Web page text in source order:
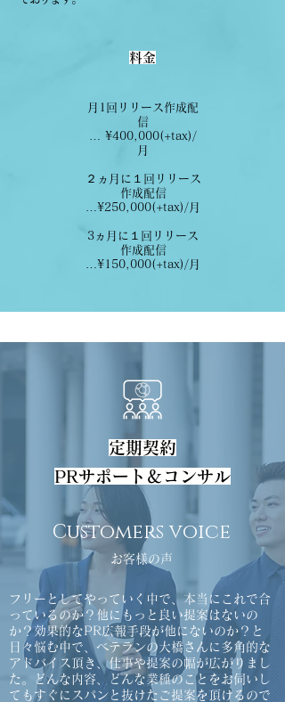
料金
月1回リリース作成配
信
… ¥400,000(+tax)/
月
２ヵ月に１回リリース
作成配信
…¥250,000(+tax)/月
3ヵ月に１回リリース
作成配信
…¥150,000(+tax)/月
定期契約
PRサポート＆コンサル
Customers voice
お客様の声
フリーとしてやっていく中で、本当にこれで合
っているのか？他にもっと良い提案はないの
か？効果的なPR広報手段が他にないのか？と
日々悩む中で、ベテランの大橋さんに多角的な
アドバイス頂き、仕事や提案の幅が広がりまし
た。どんな内容、どんな業種のことをお伺いし
てもすぐにスパンと抜けたご提案を頂けるので